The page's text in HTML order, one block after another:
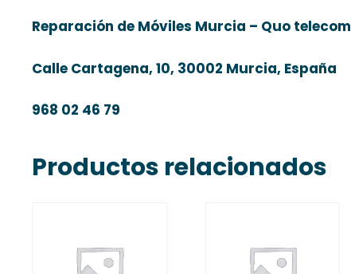
Reparación de Móviles Murcia – Quo telecom
Calle Cartagena, 10, 30002 Murcia, España
968 02 46 79
Productos relacionados